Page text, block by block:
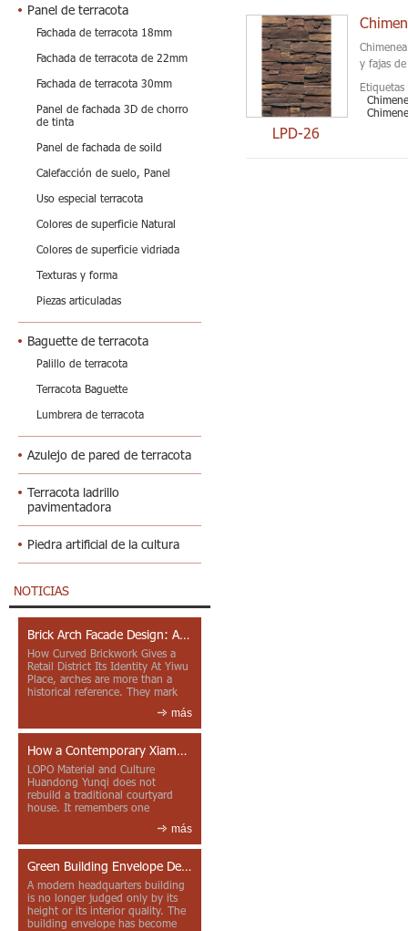
Panel de terracota
Fachada de terracota 18mm
Fachada de terracota de 22mm
Fachada de terracota 30mm
Panel de fachada 3D de chorro
de tinta
Panel de fachada de soild
Calefacción de suelo, Panel
Uso especial terracota
Colores de superficie Natural
Colores de superficie vidriada
Texturas y forma
Piezas articuladas
Baguette de terracota
Palillo de terracota
Terracota Baguette
Lumbrera de terracota
Azulejo de pared de terracota
Terracota ladrillo
pavimentadora
Piedra artificial de la cultura
NOTICIAS
Brick Arch Facade Design: A Closer Look at Yiwu Place
How Curved Brickwork Gives a
Retail District Its Identity At Yiwu
Place, arches are more than a
historical reference. They mark
más
How a Contemporary Xiamen Project Reframes Minnan Red Brick
LOPO Material and Culture
Huandong Yunqi does not
rebuild a traditional courtyard
house. It remembers one
más
Green Building Envelope Design: Clay Sunscreen Fins for Modern Headquarters Architecture
A modern headquarters building
is no longer judged only by its
height or its interior quality. The
building envelope has become
LPD-26
y fajas